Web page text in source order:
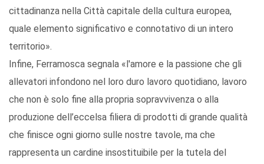
cittadinanza nella Città capitale della cultura europea,
quale elemento significativo e connotativo di un intero
territorio».
Infine, Ferramosca segnala «l'amore e la passione che gli
allevatori infondono nel loro duro lavoro quotidiano, lavoro
che non è solo fine alla propria sopravvivenza o alla
produzione dell’eccelsa filiera di prodotti di grande qualità
che finisce ogni giorno sulle nostre tavole, ma che
rappresenta un cardine insostituibile per la tutela del